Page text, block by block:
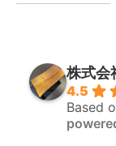
株式会
4.5
Based